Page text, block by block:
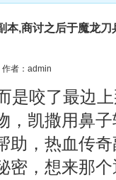
本,商讨之后于魔龙刀
者：admin
咬了最边
，凯撒用鼻
助，热血传
密，想来那